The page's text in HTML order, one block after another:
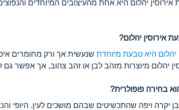
יהלום היא אחת מהעיצובים המיוחדים
אירוסין יהלום?
יהלום היא טבעת מיוחדת שנעשית אך ורק מחומרים
יהלום מיוצרות מזהב לבן או זהב צהוב, אך אפשר גם
בחירה פופולרית?
יקרה ויפה שהתכשיטים שבהם מושכים לעין. היופי